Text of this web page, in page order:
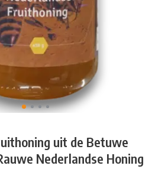
uit de Betuwe
Nederlandse Honing